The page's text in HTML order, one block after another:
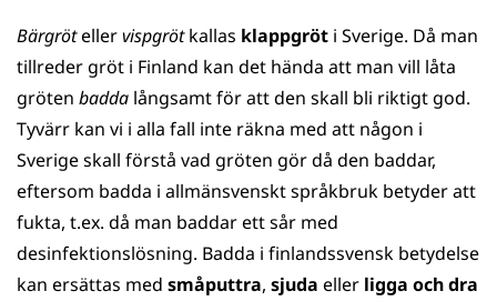
Bärgrötellervispgrötkallas klappgröt i Sverige. Då man
tillreder gröt i Finland kan det hända att man vill låta
gröten badda långsamt för att den skall bli riktigt god.
Tyvärr kan vi i alla fall inte räkna med att någon i
Sverige skall förstå vad gröten gör då den baddar,
eftersom badda i allmänsvenskt språkbruk betyder att
fukta, t.ex. då man baddar ett sår med
desinfektionslösning. Badda i finlandssvensk betydelse
kan ersättas med småputtra, sjuda eller ligga och dra